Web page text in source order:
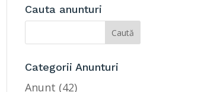
Cauta anunturi
Categorii Anunturi
Anunt (42)